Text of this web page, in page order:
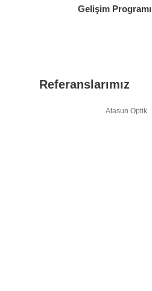
Gelişim Programı
Referanslarımız